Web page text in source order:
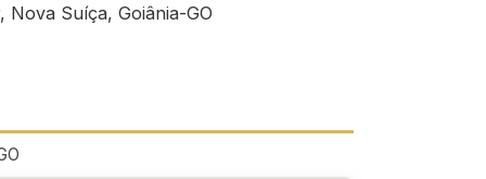
Nova Suíça, Goiânia-GO